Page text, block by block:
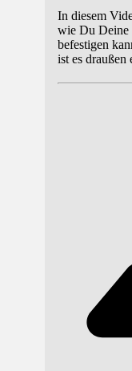
In diesem
wie Du Deine
befestigen
ist es draußen